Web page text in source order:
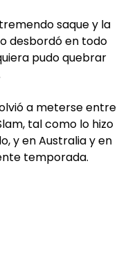
saque y la
desbordó en todo
pudo quebrar
a meterse entre
tal como lo hizo
y en Australia y en
temporada.